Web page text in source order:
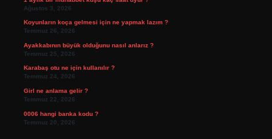
Ağustos 3, 2026
Koyunların koça gelmesi için ne yapmak lazım ?
Temmuz 26, 2026
Ayakkabının büyük olduğunu nasıl anlarız ?
Temmuz 25, 2026
Karabaş otu ne için kullanılır ?
Temmuz 24, 2026
Girl ne anlama gelir ?
Temmuz 22, 2026
0006 hangi banka kodu ?
Temmuz 20, 2026